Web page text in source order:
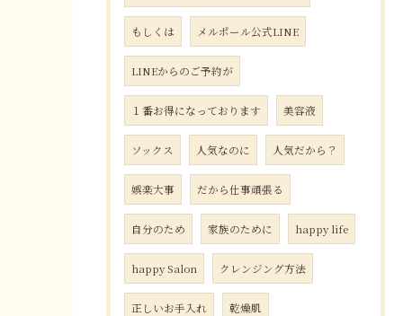
もしくは メルポール公式LINE
LINEからのご予約が
１番お得になっております 美容液
ソックス 人気なのに 人気だから？
娯楽大事 だから仕事頑張る
自分のため 家族のために happy life
happy Salon クレンジング方法
正しいお手入れ 乾燥肌